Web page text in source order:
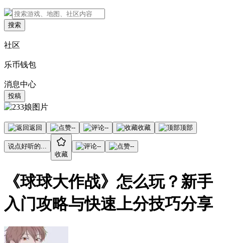
搜索
社区
乐币钱包
消息中心
投稿
返回 -- -- 收藏 顶部
说点好听的...
收藏
-- --
《球球大作战》怎么玩？新手
入门攻略与快速上分技巧分享